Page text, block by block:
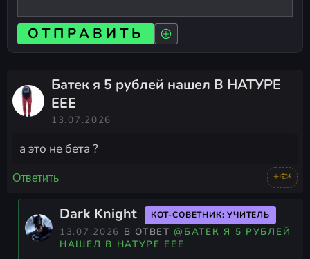
ОТПРАВИТЬ
Батек я 5 рублей нашел В НАТУРЕ
ЕЕЕ
13.07.2026
а это не бета ?
Ответить +🐟
Dark Knight КОТ-СОВЕТНИК: УЧИТЕЛЬ
13.07.2026 В ОТВЕТ@БАТЕК Я 5 РУБЛЕЙ
НАШЕЛ В НАТУРЕ ЕЕЕ